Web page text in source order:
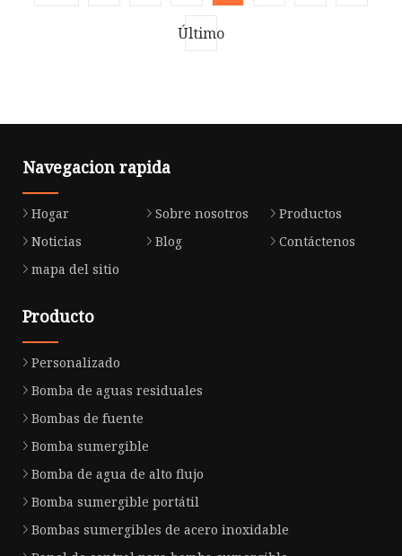
Último
Navegacion rapida
Hogar Sobre nosotros
Productos
Noticias
Blog
Contáctenos
mapa del sitio
Producto
Personalizado
Bomba de aguas residuales
Bombas de fuente
Bomba sumergible
Bomba de agua de alto flujo
Bomba sumergible portátil
Bombas sumergibles de acero inoxidable